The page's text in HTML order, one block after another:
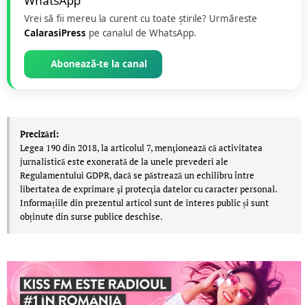
Vrei să fii mereu la curent cu toate știrile? Urmăreste
CalarasiPress pe canalul de WhatsApp.
Abonează-te la canal
Precizări:
Legea 190 din 2018, la articolul 7, menţionează că activitatea
jurnalistică este exonerată de la unele prevederi ale
Regulamentului GDPR, dacă se păstrează un echilibru între
libertatea de exprimare şi protecţia datelor cu caracter personal.
Informațiile din prezentul articol sunt de interes public și sunt
obținute din surse publice deschise.